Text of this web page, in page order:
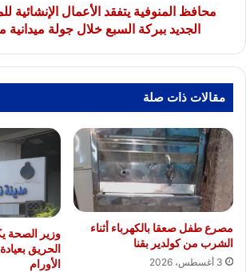
السبع
صور
محافظ المنوفية يتفقد الأعمال الإنشائية
الجديد ببركة السبع خلال جولة
مقالات ذات صلة
مصرع طفل صعقا بالكهرباء أثناء
الشرب من كولدير بقنا
3 أغسطس، 2026
وزير الصحة
الحريق
الأورام